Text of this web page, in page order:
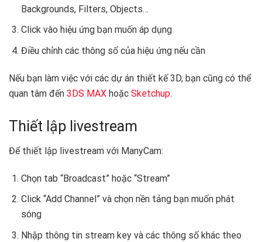
Backgrounds, Filters, Objects…
Click vào hiệu ứng bạn muốn áp dụng
Điều chỉnh các thông số của hiệu ứng nếu cần
Nếu bạn làm việc với các dự án thiết kế 3D, bạn cũng có thể
quan tâm đến 3DS MAX hoặc Sketchup. ️
Thiết lập livestream
Để thiết lập livestream với ManyCam:
Chọn tab “Broadcast” hoặc “Stream”
Click “Add Channel” và chọn nền tảng bạn muốn phát
sóng
Nhập thông tin stream key và các thông số khác theo